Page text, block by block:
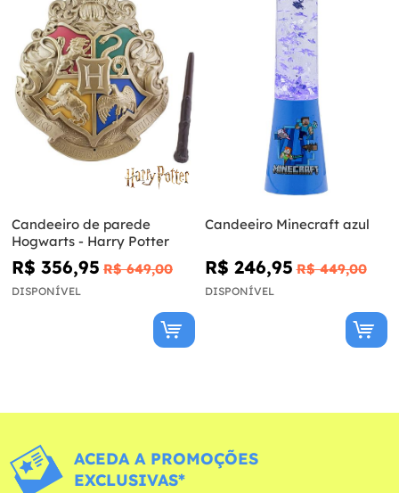
Candeeiro de parede
Hogwarts - Harry Potter
R$ 356,95 R$ 649,00
DISPONÍVEL
Candeeiro Minecraft azul
R$ 246,95 R$ 449,00
DISPONÍVEL
ACEDA A PROMOÇÕES
EXCLUSIVAS*